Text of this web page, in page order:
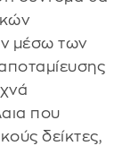
μέσω των
που
δείκτες,